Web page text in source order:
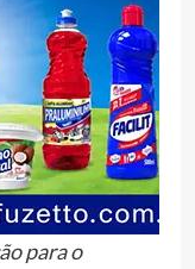
para o